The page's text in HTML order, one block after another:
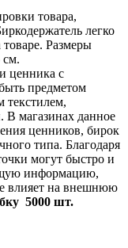
товара,
легко
товаре. Размеры
см.
ценника с
предметом
магазинах данное
ценников, бирок
типа. Благодаря
могут быстро и
информацию,
влияет на внешнюю
5000 шт.